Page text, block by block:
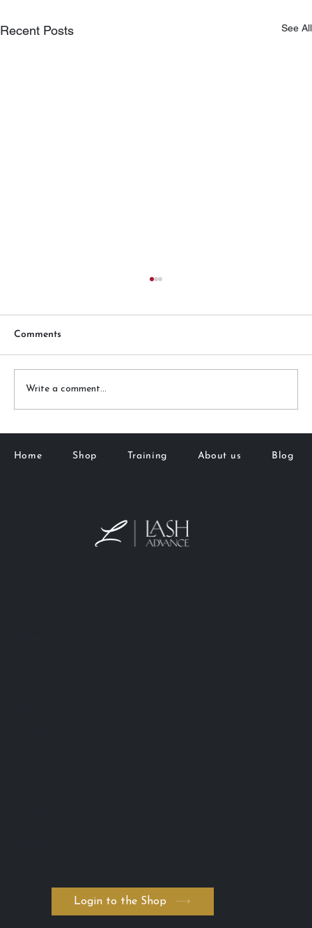
Recent Posts See All
品おすすめは？人気ブランド＆選び方ガ
Comments
Write a comment...
Home Shop Training About us Blog
Login to the Shop